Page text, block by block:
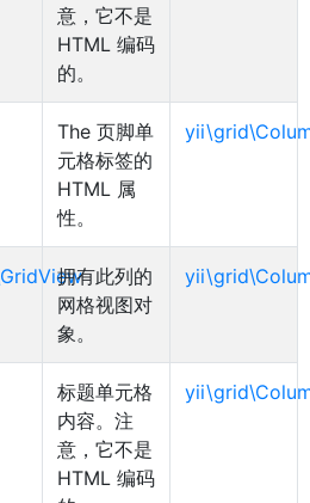
意，它不是
HTML 编码
的。
The 页脚单
元格标签的
HTML 属
性。
拥有此列的
网格视图对
象。
标题单元格
内容。注
意，它不是
HTML 编码